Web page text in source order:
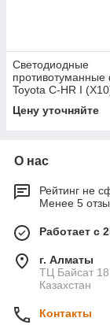
Светодиодные
Toyota C-HR I
Premium Spot
Цену уточняйте
О нас
Рейтинг не
Менее 5
Работает с
г. Алматы
ТЦ Байсат 18
Казахстан
Контакты